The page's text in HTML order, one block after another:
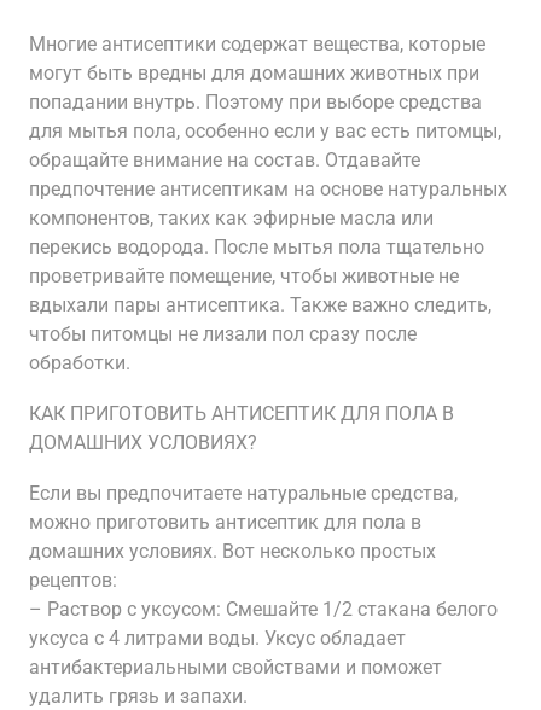
Многие антисептики содержат вещества, которые
могут быть вредны для домашних животных при
попадании внутрь. Поэтому при выборе средства
для мытья пола, особенно если у вас есть питомцы,
обращайте внимание на состав. Отдавайте
предпочтение антисептикам на основе натуральных
компонентов, таких как эфирные масла или
перекись водорода. После мытья пола тщательно
проветривайте помещение, чтобы животные не
вдыхали пары антисептика. Также важно следить,
чтобы питомцы не лизали пол сразу после
обработки.
КАК ПРИГОТОВИТЬ АНТИСЕПТИК ДЛЯ ПОЛА В
ДОМАШНИХ УСЛОВИЯХ?
Если вы предпочитаете натуральные средства,
можно приготовить антисептик для пола в
домашних условиях. Вот несколько простых
рецептов:
– Раствор с уксусом: Смешайте 1/2 стакана белого
уксуса с 4 литрами воды. Уксус обладает
антибактериальными свойствами и поможет
удалить грязь и запахи.